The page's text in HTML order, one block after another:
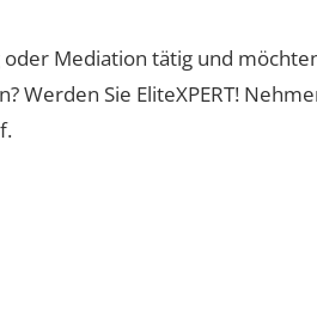
Mediation tätig und
Werden Sie EliteXPERT!